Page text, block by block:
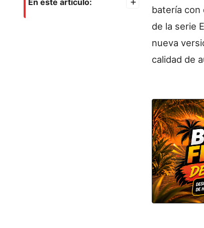
En este artículo: +
batería con
de la serie
nueva
calidad de